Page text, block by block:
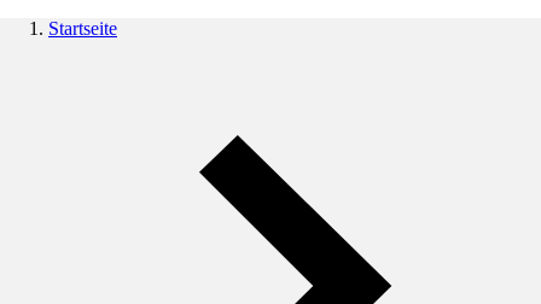
Startseite